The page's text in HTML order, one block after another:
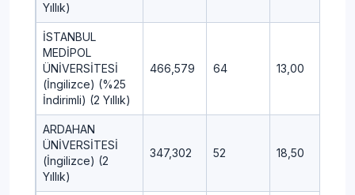
Yıllık)
İSTANBUL
MEDİPOL
ÜNİVERSİTESİ
(İngilizce) (%25
İndirimli) (2 Yıllık)
466,579 64 13,00
ARDAHAN
ÜNİVERSİTESİ
(İngilizce) (2
Yıllık)
347,302 52 18,50